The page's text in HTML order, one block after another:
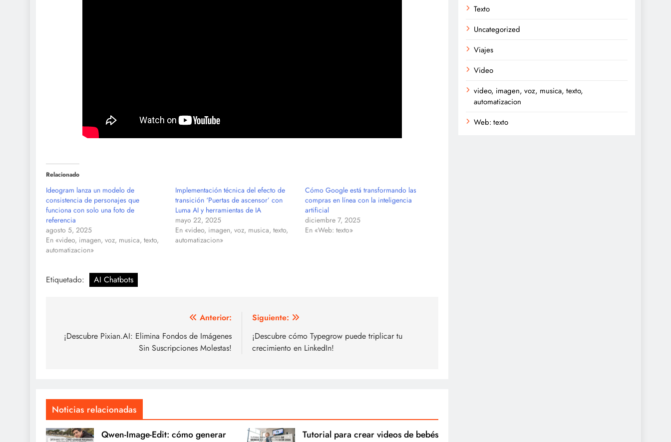
Relacionado
Ideogram lanza un modelo de
consistencia de personajes que
funciona con solo una foto de
referencia
agosto 5, 2025
En «video, imagen, voz, musica, texto,
automatizacion»
Implementación técnica del efecto de
transición ‘Puertas de ascensor’ con
Luma AI y herramientas de IA
mayo 22, 2025
En «video, imagen, voz, musica, texto,
automatizacion»
Cómo Google está transformando las
compras en línea con la inteligencia
artificial
diciembre 7, 2025
En «Web: texto»
Etiquetado: AI Chatbots
de
Anterior:
¡Descubre Pixian.AI: Elimina Fondos de Imágenes
Sin Suscripciones Molestas!
Siguiente:
¡Descubre cómo Typegrow puede triplicar tu
crecimiento en LinkedIn!
Noticias relacionadas
Qwen-Image-Edit: cómo generar
Tutorial para crear videos de bebés
Texto
Uncategorized
Viajes
Video
video, imagen, voz, musica, texto,
automatizacion
Web: texto